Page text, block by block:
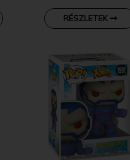
RÉSZLETEK